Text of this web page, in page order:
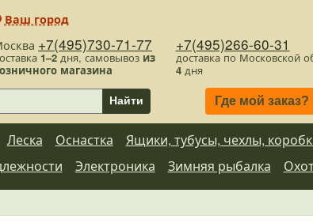
+7(495)730-71-77
1–2дня, самовывоз из
магазина
+7(495)266-60-31
доставка по Московской
4дня
Ваш город
Где мой заказ?
Найти
Леска Оснастка Ящики, тубусы, чехлы,
Электроника Зимняя рыбалка